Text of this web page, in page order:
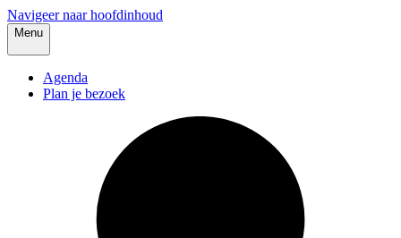
Navigeer naar hoofdinhoud
Menu
Agenda
Plan je bezoek